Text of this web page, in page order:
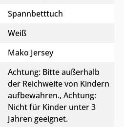
Spannbetttuch
Weiß
Mako Jersey
Achtung: Bitte außerhalb
der Reichweite von Kindern
aufbewahren., Achtung:
Nicht für Kinder unter 3
Jahren geeignet.